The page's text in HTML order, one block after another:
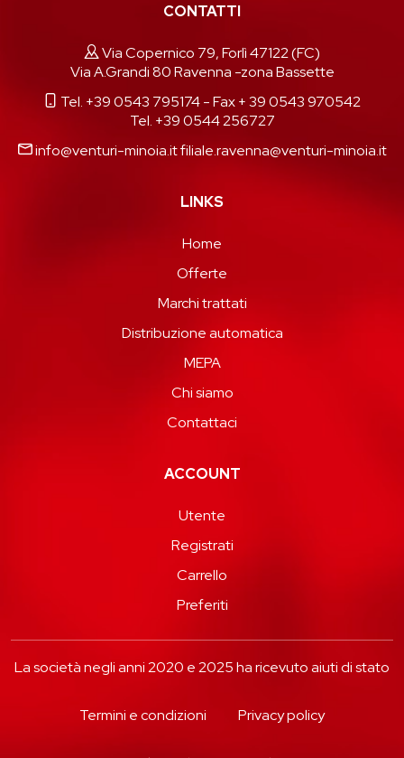
CONTATTI
Via Copernico 79, Forlì 47122 (FC)
Via A.Grandi 80 Ravenna -zona Bassette
Tel. +39 0543 795174- Fax + 39 0543 970542
Tel. +39 0544 256727
info@venturi-minoia.itfiliale.ravenna@venturi-minoia.it
LINKS
Home
Offerte
Marchi trattati
Distribuzione automatica
MEPA
Chi siamo
Contattaci
ACCOUNT
Utente
Registrati
Carrello
Preferiti
La società negli anni 2020 e 2025 ha ricevuto aiuti di stato
Termini e condizioni Privacy policy